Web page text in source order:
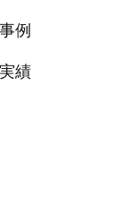
例
績